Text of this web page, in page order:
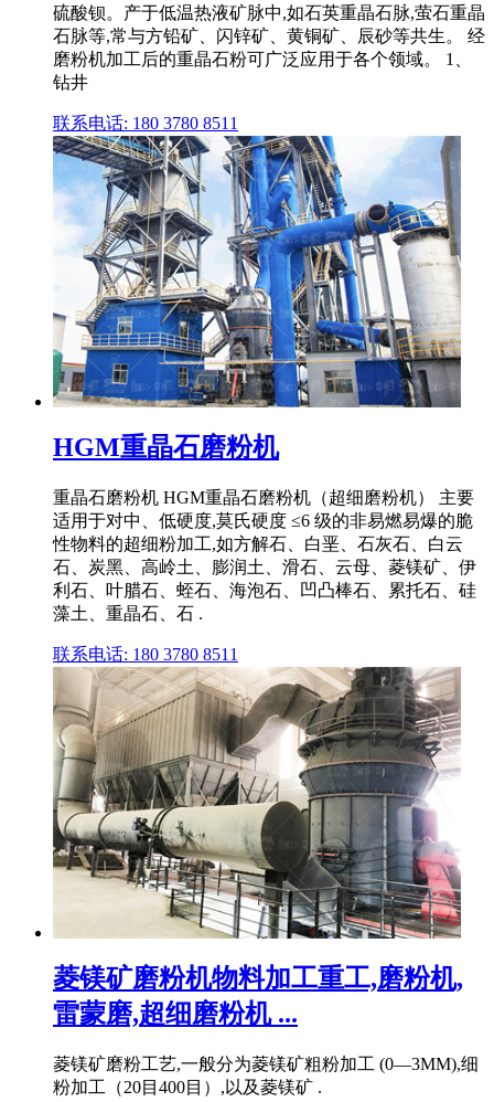
硫酸钡。产于低温热液矿脉中,如石英重晶石脉,萤石重晶
石脉等,常与方铅矿、闪锌矿、黄铜矿、辰砂等共生。 经
磨粉机加工后的重晶石粉可广泛应用于各个领域。 1、
钻井
联系电话: 180 3780 8511
HGM重晶石磨粉机
重晶石磨粉机 HGM重晶石磨粉机（超细磨粉机） 主要
适用于对中、低硬度,莫氏硬度 ≤6 级的非易燃易爆的脆
性物料的超细粉加工,如方解石、白垩、石灰石、白云
石、炭黑、高岭土、膨润土、滑石、云母、菱镁矿、伊
利石、叶腊石、蛭石、海泡石、凹凸棒石、累托石、硅
藻土、重晶石、石 .
联系电话: 180 3780 8511
菱镁矿磨粉机物料加工重工,磨粉机,
雷蒙磨,超细磨粉机 ...
菱镁矿磨粉工艺,一般分为菱镁矿粗粉加工 (0—3MM),细
粉加工（20目400目）,以及菱镁矿 .